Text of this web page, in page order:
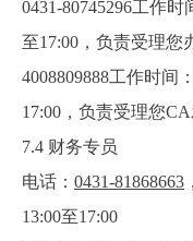
0431-80745296工作时
至17:00 ，负责受理您
4008809888工作时间
17:00 ，负责受理您CA
7.4 财务专员
电话： 0431-81868663
13:00至17:00